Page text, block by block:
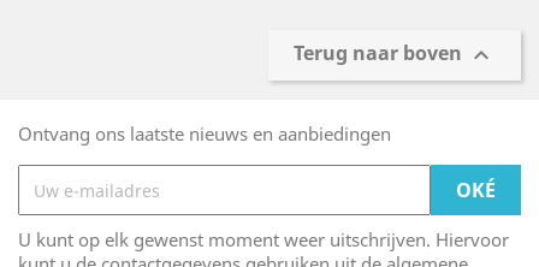
Terug naar boven 
Ontvang ons laatste nieuws en aanbiedingen
U kunt op elk gewenst moment weer uitschrijven. Hiervoor